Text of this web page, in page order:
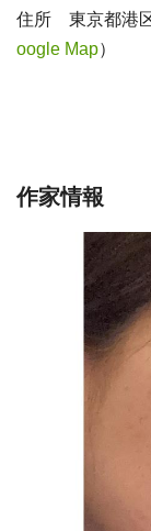
住所 東京都港
oogle Map）
作家情報